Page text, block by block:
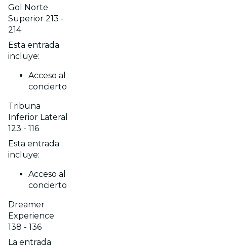
Gol Norte
Superior 213 -
214
Esta entrada
incluye:
Acceso al
concierto
Tribuna
Inferior Lateral
123 - 116
Esta entrada
incluye:
Acceso al
concierto
Dreamer
Experience
138 - 136
La entrada